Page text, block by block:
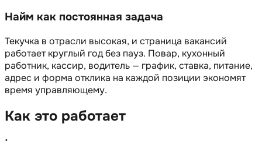
Найм как постоянная задача
Текучка в отрасли высокая, и страница вакансий
работает круглый год без пауз. Повар, кухонный
работник, кассир, водитель — график, ставка, питание,
адрес и форма отклика на каждой позиции экономят
время управляющему.
Как это работает